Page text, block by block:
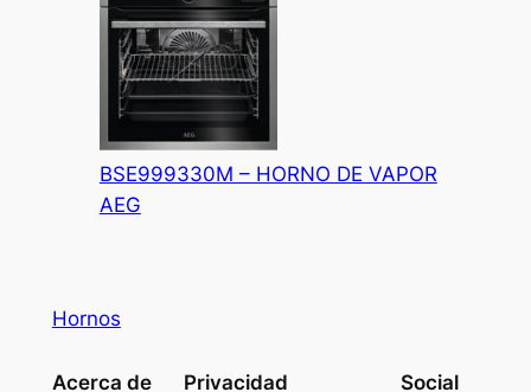
BSE999330M – HORNO DE VAPOR
AEG
Hornos
Acerca de Privacidad Social